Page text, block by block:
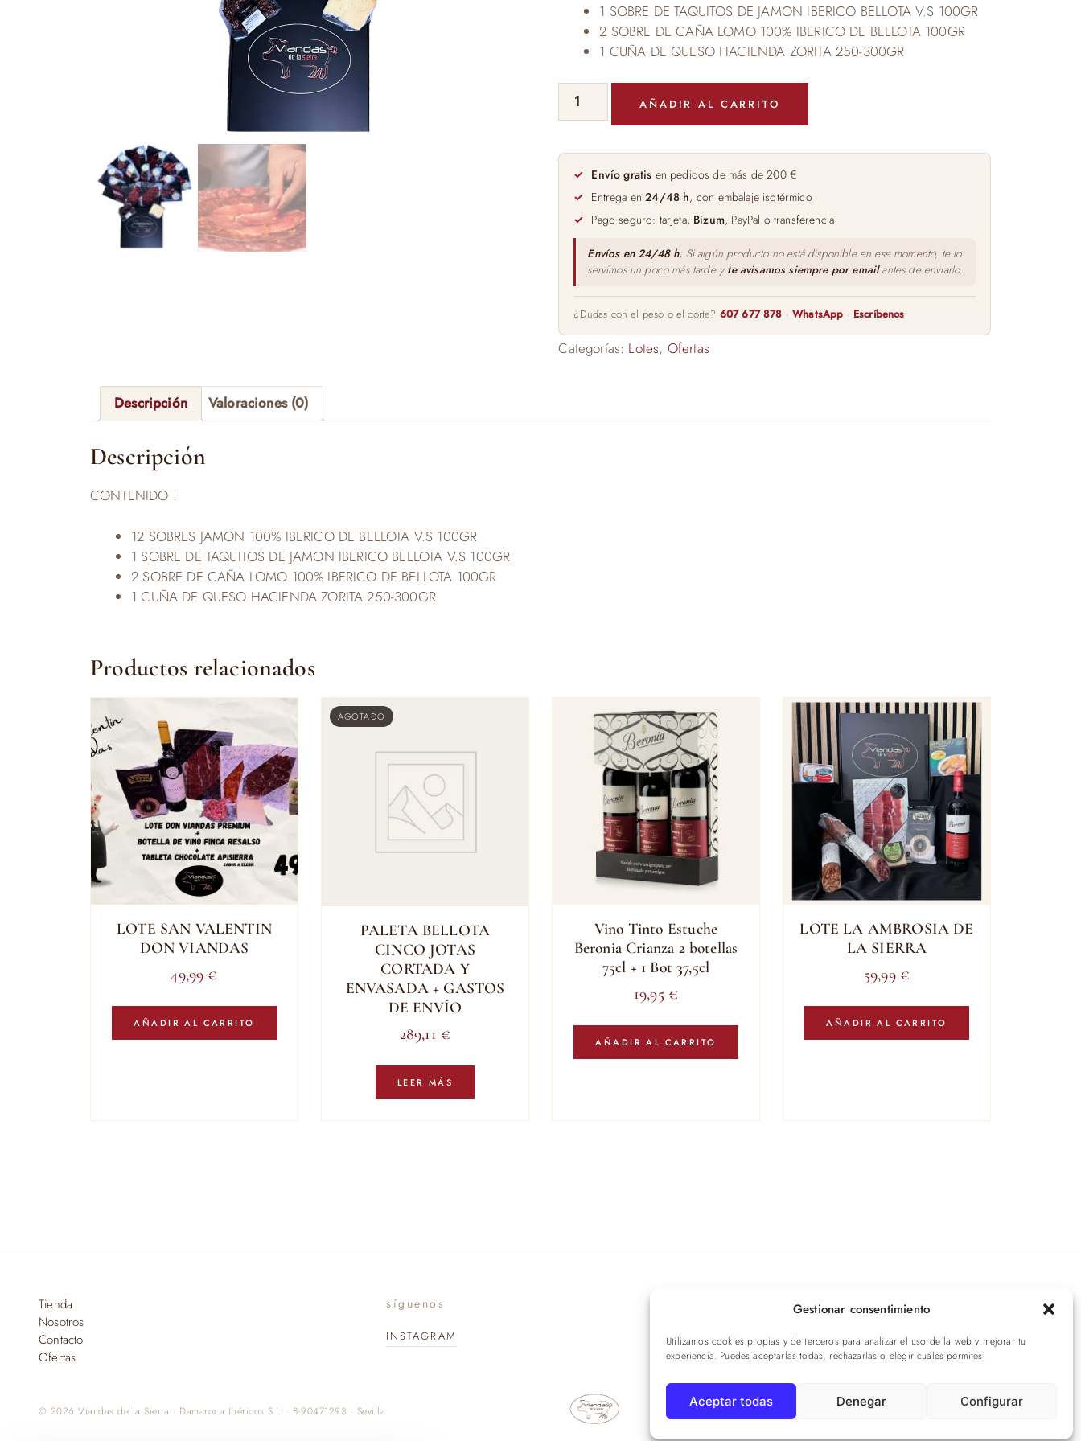
Gestionar consentimiento
Utilizamos cookies propias y de terceros para analizar el uso de la web y mejorar tu
experiencia. Puedes aceptarlas todas, rechazarlas o elegir cuáles permites.
Aceptar todas Denegar Configurar
1 SOBRE DE TAQUITOS DE JAMON IBERICO BELLOTA V.S 100GR
2 SOBRE DE CAÑA LOMO 100% IBERICO DE BELLOTA 100GR
1 CUÑA DE QUESO HACIENDA ZORITA 250-300GR
LOTE
LOS
ORIGENES
DE
SIERRA
cantidad
AÑADIR AL CARRITO
Envío gratis en pedidos de más de 200 €
Entrega en24/48 h, con embalaje isotérmico
Pago seguro: tarjeta, Bizum, PayPal o transferencia
Envíos en 24/48 h. Si algún producto no está disponible en ese momento, te lo
servimos un poco más tarde y te avisamos siempre por emailantes de enviarlo.
¿Dudas con el peso o el corte? 607 677 878 ·WhatsApp · Escríbenos
Categorías: Lotes, Ofertas
Descripción Valoraciones (0)
Descripción
CONTENIDO :
12 SOBRES JAMON 100% IBERICO DE BELLOTA V.S 100GR
1 SOBRE DE TAQUITOS DE JAMON IBERICO BELLOTA V.S 100GR
2 SOBRE DE CAÑA LOMO 100% IBERICO DE BELLOTA 100GR
1 CUÑA DE QUESO HACIENDA ZORITA 250-300GR
Productos relacionados
LOTE SAN VALENTIN
DON VIANDAS
49,99 €
AÑADIR AL CARRITO
AGOTADO
PALETA BELLOTA
CINCO JOTAS
CORTADA Y
ENVASADA + GASTOS
DE ENVÍO
289,11 €
LEER MÁS
Vino Tinto Estuche
Beronia Crianza 2 botellas
75cl + 1 Bot 37,5cl
19,95 €
AÑADIR AL CARRITO
LOTE LA AMBROSIA DE
LA SIERRA
59,99 €
AÑADIR AL CARRITO
Tienda
Nosotros
Contacto
Ofertas
síguenos
INSTAGRAM
suscríbete a nuestras novedades
ENVIAR
© 2026 Viandas de la Sierra · Damaroca Ibéricos S.L. · B-90471293 · Sevilla Aviso legal ·Privacidad Términos ·